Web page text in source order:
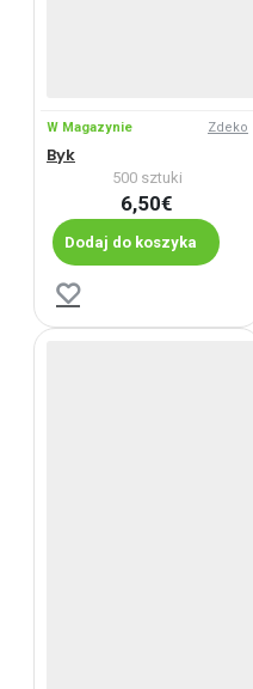
W Magazynie Zdeko
Byk
500 sztuki
6,50€
Dodaj do koszyka